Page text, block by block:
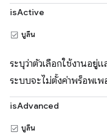
isActive
บูลีน
ระบุว่าตัวเลือกใช้งานอยู่
ระบบจะไม่ตั้งค่าพร็อพเพ
isAdvanced
บูลีน